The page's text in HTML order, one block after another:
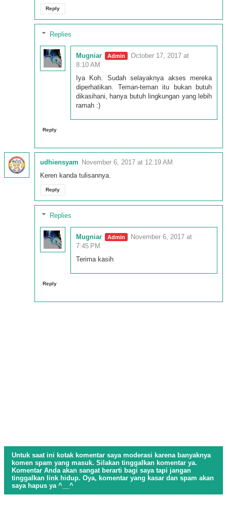
Reply
Replies
Mugniar
October 17, 2017 at
8:10 AM
Iya Koh. Sudah selayaknya akses mereka
diperhatikan. Teman-teman itu bukan butuh
dikasihani, hanya butuh lingkungan yang lebih
ramah :)
Reply
udhiensyam November 6, 2017 at 12:19 AM
Keren kanda tulisannya.
Reply
Replies
Mugniar
November 6, 2017 at
7:45 PM
Terima kasih
Reply
Untuk saat ini kotak komentar saya moderasi karena banyaknya
komen spam yang masuk. Silakan tinggalkan komentar ya.
Komentar Anda akan sangat berarti bagi saya tapi jangan
tinggalkan link hidup. Oya, komentar yang kasar dan spam akan
saya hapus ya ^__^